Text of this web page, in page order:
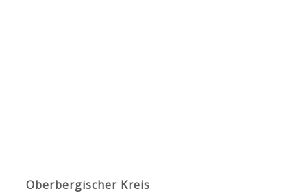
Oberbergischer Kreis